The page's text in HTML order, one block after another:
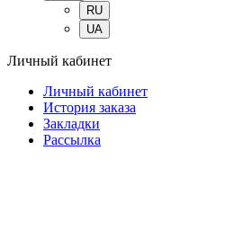
RU
UA
Личный кабинет
Личный кабинет
История заказа
Закладки
Рассылка